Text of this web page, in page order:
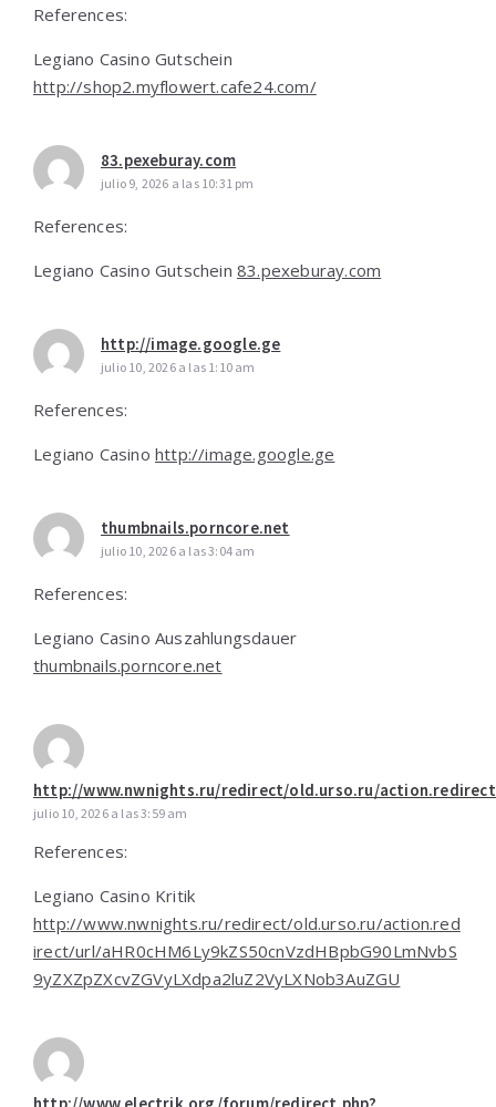
References:
Legiano Casino Gutschein
http://shop2.myflowert.cafe24.com/
83.pexeburay.com
julio 9, 2026 a las 10:31 pm
References:
Legiano Casino Gutschein 83.pexeburay.com
http://image.google.ge
julio 10, 2026 a las 1:10 am
References:
Legiano Casino http://image.google.ge
thumbnails.porncore.net
julio 10, 2026 a las 3:04 am
References:
Legiano Casino Auszahlungsdauer
thumbnails.porncore.net
http://www.nwnights.ru/redirect/old.urso.ru/action.redirect/
julio 10, 2026 a las 3:59 am
References:
Legiano Casino Kritik
http://www.nwnights.ru/redirect/old.urso.ru/action.red
irect/url/aHR0cHM6Ly9kZS50cnVzdHBpbG90LmNvbS
9yZXZpZXcvZGVyLXdpa2luZ2VyLXNob3AuZGU